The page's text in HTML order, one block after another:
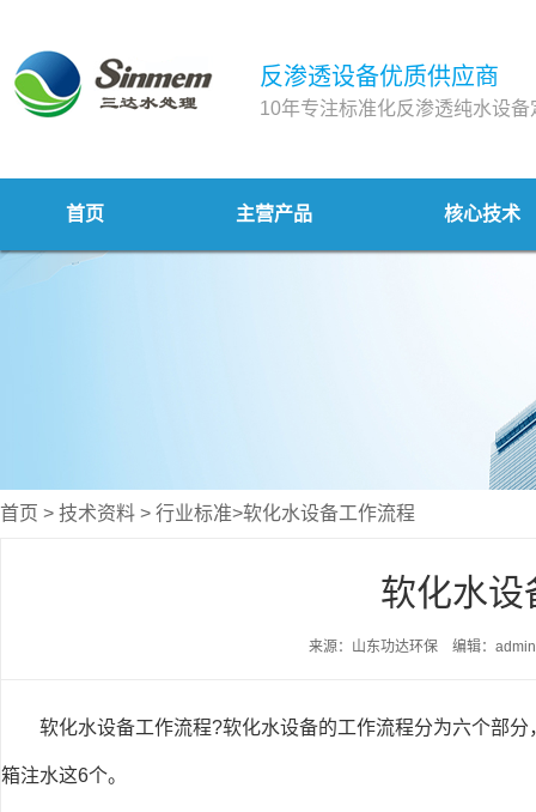
反渗透设备优质供应商
10年专注标准化反渗透纯水设备
首页 主营产品 核心技术
首页 > 技术资料 > 行业标准>软化水设备工作流程
软化水设
来源：山东功达环保 编辑：
软化水设备工作流程?软化水设备的工作流程分为六个部
箱注水这6个。